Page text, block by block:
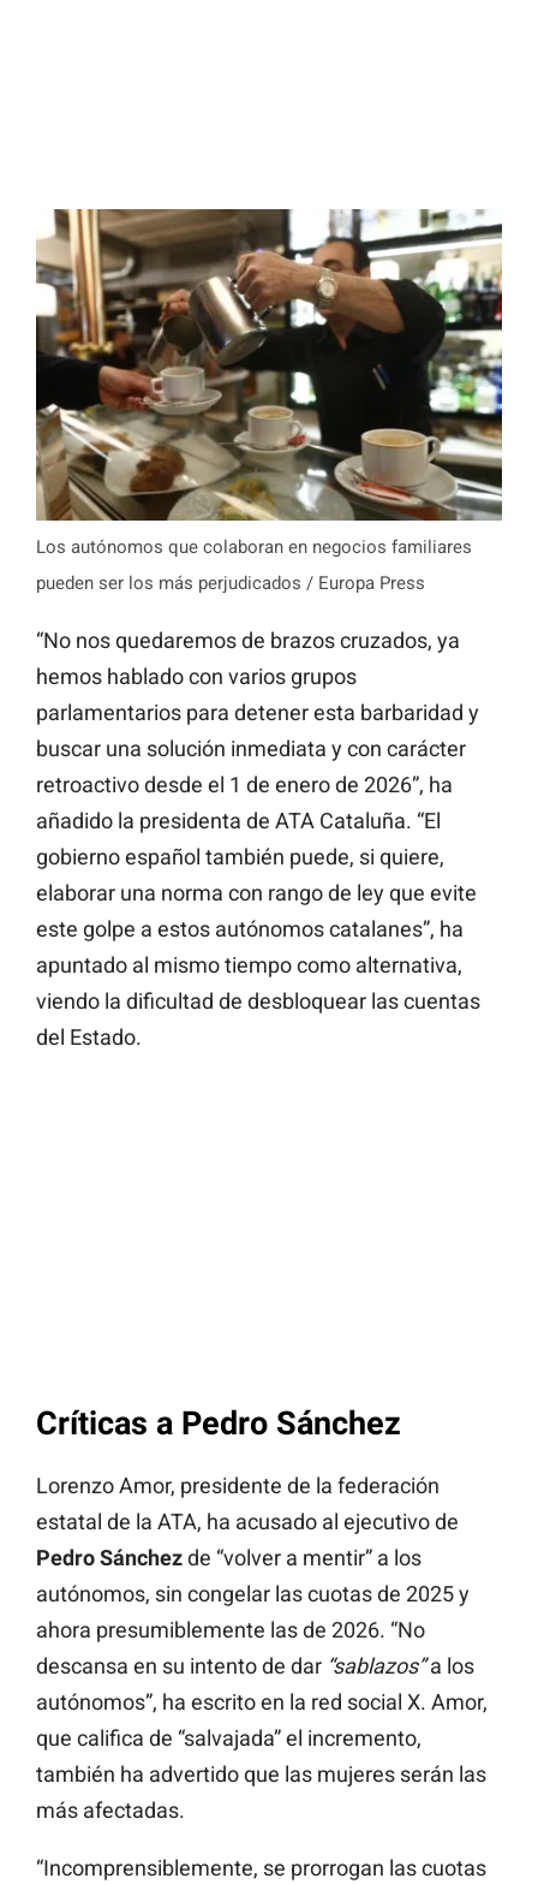
Los autónomos que colaboran en negocios familiares
pueden ser los más perjudicados / Europa Press
“No nos quedaremos de brazos cruzados, ya
hemos hablado con varios grupos
parlamentarios para detener esta barbaridad y
buscar una solución inmediata y con carácter
retroactivo desde el 1 de enero de 2026”, ha
añadido la presidenta de ATA Cataluña. “El
gobierno español también puede, si quiere,
elaborar una norma con rango de ley que evite
este golpe a estos autónomos catalanes”, ha
apuntado al mismo tiempo como alternativa,
viendo la dificultad de desbloquear las cuentas
del Estado.
Críticas a Pedro Sánchez
Lorenzo Amor, presidente de la federación
estatal de la ATA, ha acusado al ejecutivo de
Pedro Sánchezde “volver a mentir” a los
autónomos, sin congelar las cuotas de 2025 y
ahora presumiblemente las de 2026. “No
descansa en su intento de dar “sablazos”a los
autónomos”, ha escrito en la red social X. Amor,
que califica de “salvajada” el incremento,
también ha advertido que las mujeres serán las
más afectadas.
“Incomprensiblemente, se prorrogan las cuotas